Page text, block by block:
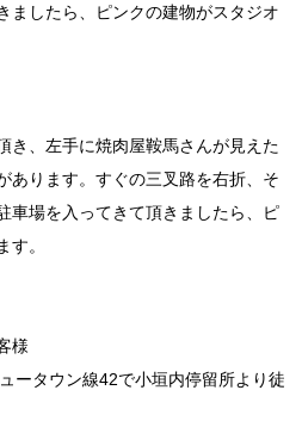
ましたら、ピンクの建物がスタジオ
き、左手に焼肉屋鞍馬さんが見えた
あります。すぐの三叉路を右折、そ
車場を入ってきて頂きましたら、ピ
す。
様
ータウン線42で小垣内停留所より徒